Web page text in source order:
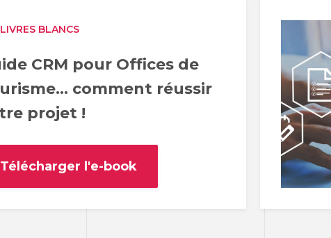
LIVRES BLANCS
CRM pour Offices de
comment réussir
projet !
Télécharger l'e-book